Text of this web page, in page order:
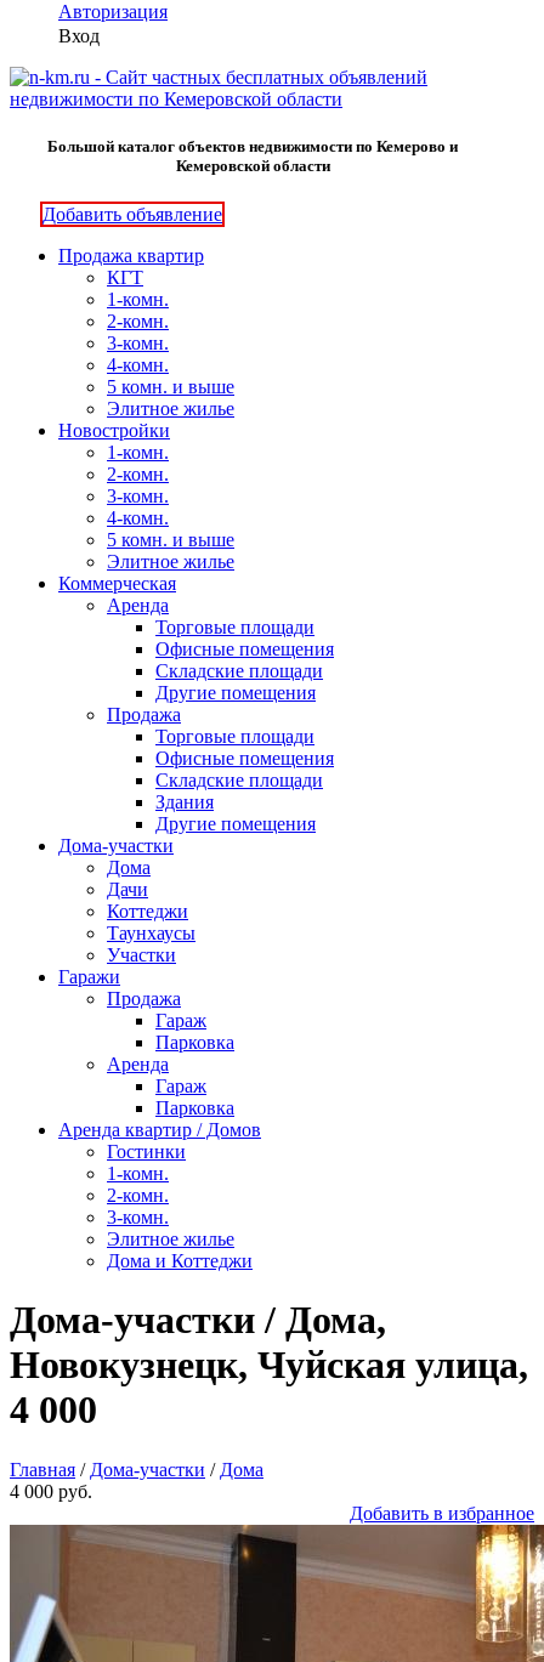
Авторизация
Вход
Большой каталог объектов недвижимости по Кемерово и
Кемеровской области
Добавить объявление
Продажа квартир
КГТ
1-комн.
2-комн.
3-комн.
4-комн.
5 комн. и выше
Элитное жилье
Новостройки
1-комн.
2-комн.
3-комн.
4-комн.
5 комн. и выше
Элитное жилье
Коммерческая
Аренда
Торговые площади
Офисные помещения
Складские площади
Другие помещения
Продажа
Торговые площади
Офисные помещения
Складские площади
Здания
Другие помещения
Дома-участки
Дома
Дачи
Коттеджи
Таунхаусы
Участки
Гаражи
Продажа
Гараж
Парковка
Аренда
Гараж
Парковка
Аренда квартир / Домов
Гостинки
1-комн.
2-комн.
3-комн.
Элитное жилье
Дома и Коттеджи
Дома-участки / Дома,
Новокузнецк, Чуйская улица,
4 000
Главная / Дома-участки / Дома
4 000 руб.
Добавить в избранное